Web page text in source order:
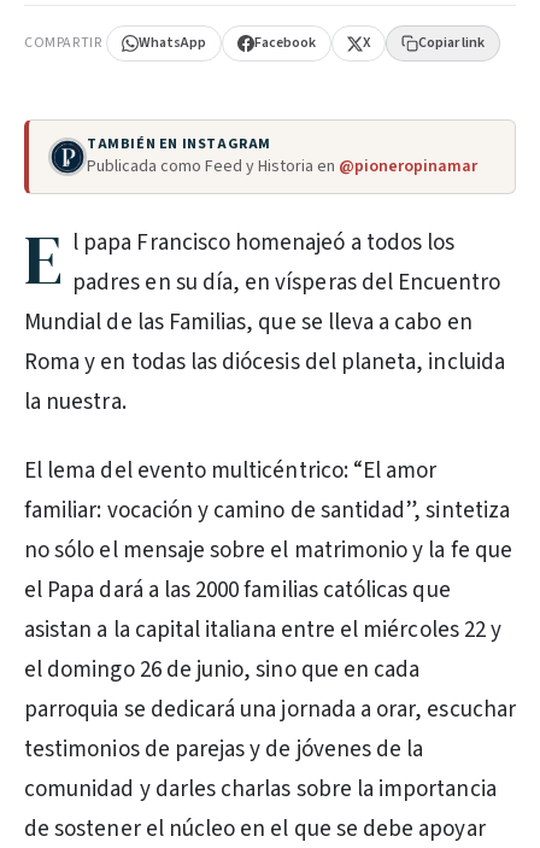
COMPARTIR WhatsApp Facebook X Copiar link
TAMBIÉN EN INSTAGRAM
Publicada como Feed y Historia en @pioneropinamar
E l papa Francisco homenajeó a todos los
padres en su día, en vísperas del Encuentro
Mundial de las Familias, que se lleva a cabo en
Roma y en todas las diócesis del planeta, incluida
la nuestra.
El lema del evento multicéntrico: “El amor
familiar: vocación y camino de santidad”, sintetiza
no sólo el mensaje sobre el matrimonio y la fe que
el Papa dará a las 2000 familias católicas que
asistan a la capital italiana entre el miércoles 22 y
el domingo 26 de junio, sino que en cada
parroquia se dedicará una jornada a orar, escuchar
testimonios de parejas y de jóvenes de la
comunidad y darles charlas sobre la importancia
de sostener el núcleo en el que se debe apoyar